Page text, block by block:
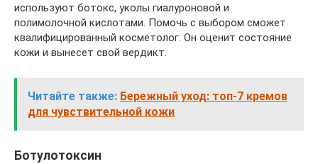
используют ботокс, уколы гиалуроновой и
полимолочной кислотами. Помочь с выбором сможет
квалифицированный косметолог. Он оценит состояние
кожи и вынесет свой вердикт.
Читайте также: Бережный уход: топ-7 кремов
для чувствительной кожи
Ботулотоксин